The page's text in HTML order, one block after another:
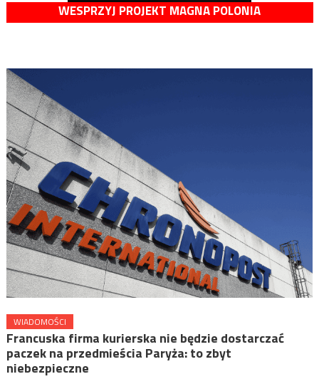
WESPRZYJ PROJEKT MAGNA POLONIA
WIADOMOŚCI
Francuska firma kurierska nie będzie dostarczać
paczek na przedmieścia Paryża: to zbyt
niebezpieczne